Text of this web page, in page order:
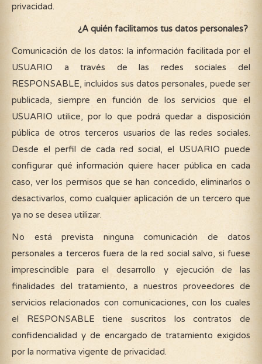
privacidad.
¿A quién facilitamos tus datos personales?
Comunicación de los datos: la información facilitada por el
USUARIO a través de las redes sociales del
RESPONSABLE, incluidos sus datos personales, puede ser
publicada, siempre en función de los servicios que el
USUARIO utilice, por lo que podrá quedar a disposición
pública de otros terceros usuarios de las redes sociales.
Desde el perfil de cada red social, el USUARIO puede
configurar qué información quiere hacer pública en cada
caso, ver los permisos que se han concedido, eliminarlos o
desactivarlos, como cualquier aplicación de un tercero que
ya no se desea utilizar.
No está prevista ninguna comunicación de datos
personales a terceros fuera de la red social salvo, si fuese
imprescindible para el desarrollo y ejecución de las
finalidades del tratamiento, a nuestros proveedores de
servicios relacionados con comunicaciones, con los cuales
el RESPONSABLE tiene suscritos los contratos de
confidencialidad y de encargado de tratamiento exigidos
por la normativa vigente de privacidad.